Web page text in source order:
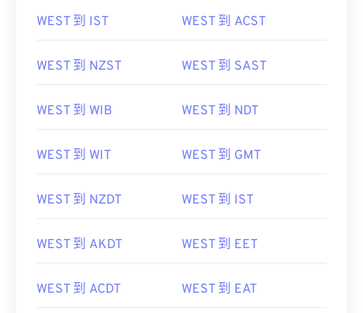
WEST 到 IST WEST 到 ACST
WEST 到 NZST WEST 到 SAST
WEST 到 WIB WEST 到 NDT
WEST 到 WIT WEST 到 GMT
WEST 到 NZDT WEST 到 IST
WEST 到 AKDT WEST 到 EET
WEST 到 ACDT WEST 到 EAT